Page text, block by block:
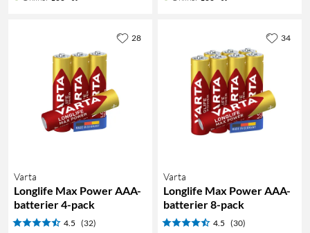
Varta
Longlife Max Power AAA-
batterier 4-pack
4.5 (32)
28
Varta
Longlife Max Power AAA-
batterier 8-pack
4.5 (30)
34